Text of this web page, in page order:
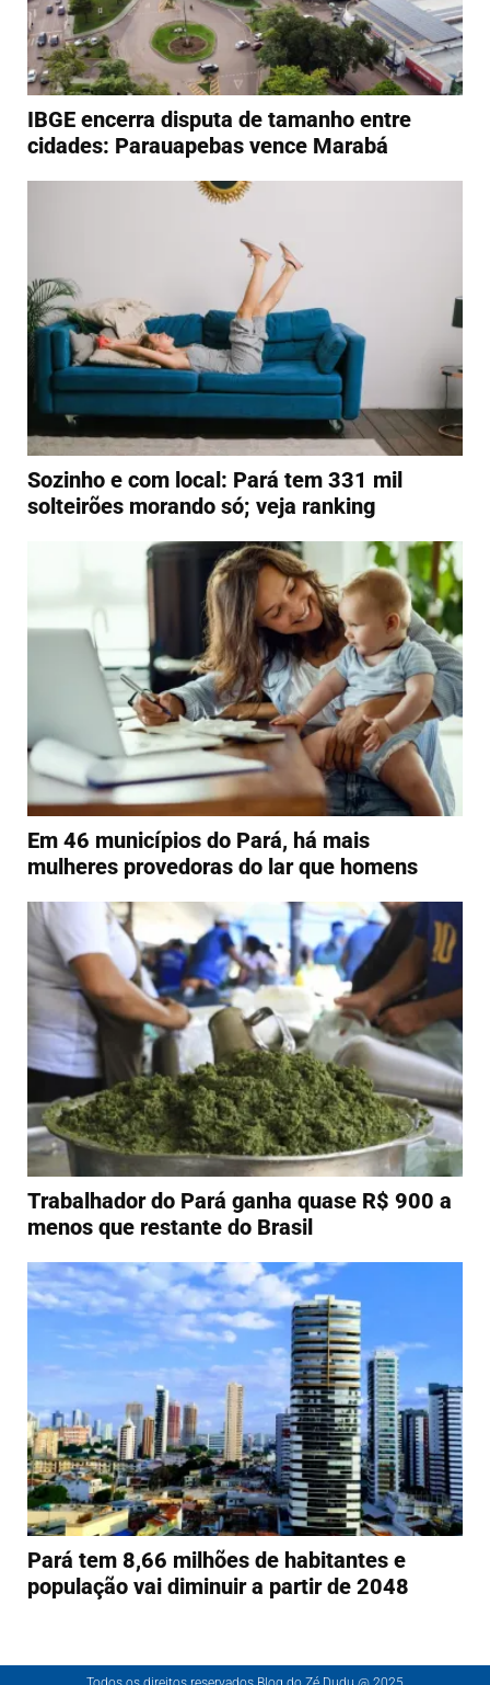
IBGE encerra disputa de tamanho entre
cidades: Parauapebas vence Marabá
Sozinho e com local: Pará tem 331 mil
solteirões morando só; veja ranking
Em 46 municípios do Pará, há mais
mulheres provedoras do lar que homens
Trabalhador do Pará ganha quase R$ 900 a
menos que restante do Brasil
Pará tem 8,66 milhões de habitantes e
população vai diminuir a partir de 2048